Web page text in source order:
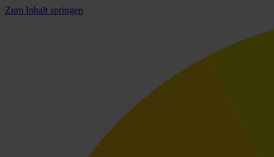
Zum Inhalt springen